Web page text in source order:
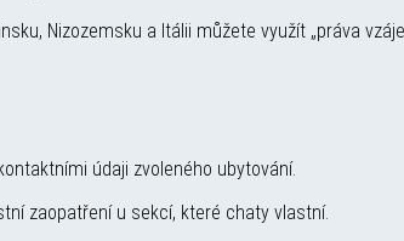
Nizozemsku a Itálii můžete využít „práva
údaji zvoleného ubytování.
zaopatření u sekcí, které chaty vlastní.